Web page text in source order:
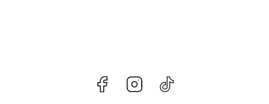
Facebook Instagram